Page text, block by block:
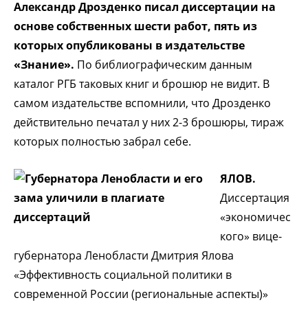
Александр Дрозденко писал диссертации на
основе собственных шести работ, пять из
которых опубликованы в издательстве
«Знание». По библиографическим данным
каталог РГБ таковых книг и брошюр не видит. В
самом издательстве вспомнили, что Дрозденко
действительно печатал у них 2-3 брошюры, тираж
которых полностью забрал себе.
ЯЛОВ.
Диссертация
«экономичес
кого» вице-
губернатора Ленобласти Дмитрия Ялова
«Эффективность социальной политики в
современной России (региональные аспекты)»